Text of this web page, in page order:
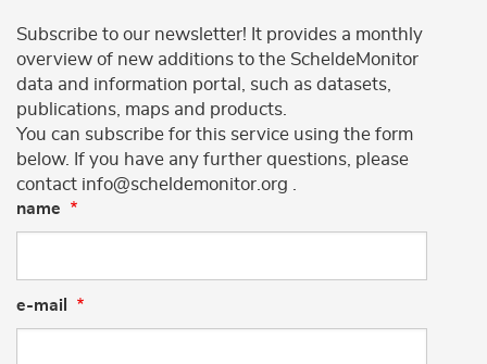
Subscribe to our newsletter! It provides a monthly
overview of new additions to the ScheldeMonitor
data and information portal, such as datasets,
publications, maps and products.
You can subscribe for this service using the form
below. If you have any further questions, please
contact info@scheldemonitor.org .
name
e-mail